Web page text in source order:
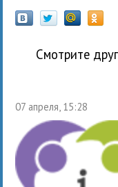
Смотрите
07 апреля, 15:28